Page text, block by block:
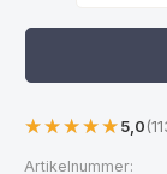
5,0
Artikelnummer: